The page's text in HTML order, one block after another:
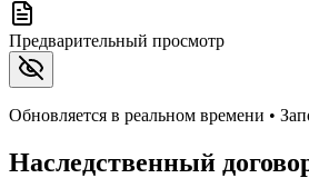
Предварительный просмотр
Обновляется в реальном времени •
Наследственный